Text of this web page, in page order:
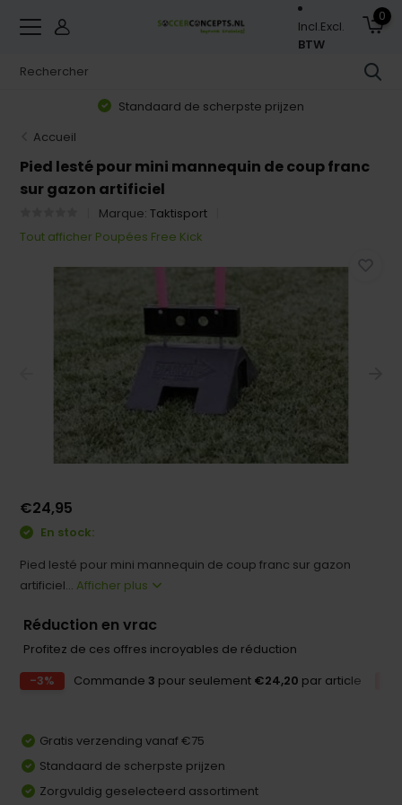
Incl.Excl.
BTW
0
Standaard de scherpste prijzen
Accueil
Pied lesté pour mini mannequin de coup franc
sur gazon artificiel
Marque:Taktisport
Tout afficher Poupées Free Kick
€24,95
En stock:
Pied lesté pour mini mannequin de coup franc sur gazon
artificiel... Afficher plus
Réduction en vrac
Profitez de ces offres incroyables de réduction
-3%
Commande 3 pour seulement €24,20 par article
Gratis verzending vanaf €75
Standaard de scherpste prijzen
Zorgvuldig geselecteerd assortiment